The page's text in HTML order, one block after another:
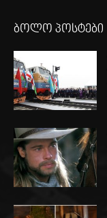
ბოლო პოსტები